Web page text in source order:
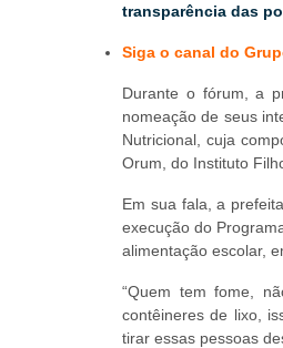
transparência das
Siga o canal do
Durante o fórum, a
nomeação de seus
Nutricional, cuja
Orum, do Instituto
Em sua fala, a
execução do
alimentação escolar,
“Quem tem fome,
contêineres de lixo,
tirar essas pessoas